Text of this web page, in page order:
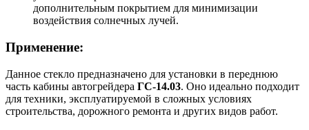
дополнительным покрытием для минимизации
воздействия солнечных лучей.
Применение:
Данное стекло предназначено для установки в переднюю
часть кабины автогрейдера ГС-14.03. Оно идеально подходит
для техники, эксплуатируемой в сложных условиях
строительства, дорожного ремонта и других видов работ.